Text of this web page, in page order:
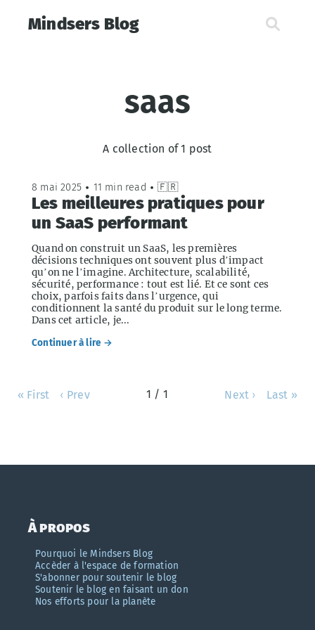
Mindsers Blog
saas
A collection of 1 post
8 mai 2025 • 11 min read • 🇫🇷
Les meilleures pratiques pour
un SaaS performant
Quand on construit un SaaS, les premières
décisions techniques ont souvent plus d’impact
qu’on ne l’imagine. Architecture, scalabilité,
sécurité, performance : tout est lié. Et ce sont ces
choix, parfois faits dans l’urgence, qui
conditionnent la santé du produit sur le long terme.
Dans cet article, je...
Continuer à lire →
« First ‹ Prev 1 / 1 Next › Last »
À propos
Pourquoi le Mindsers Blog
Accèder à l'espace de formation
S'abonner pour soutenir le blog
Soutenir le blog en faisant un don
Nos efforts pour la planète